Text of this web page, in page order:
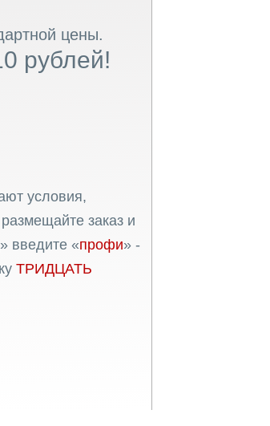
цены.
рублей!
условия,
заказ и
введите «профи» -
ТРИДЦАТЬ